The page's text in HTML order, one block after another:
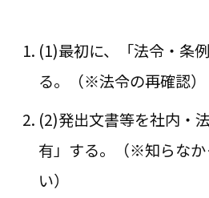
(1)最初に、「法令・条
る。（※法令の再確認）
(2)発出文書等を社内・
有」する。（※知らな
い）